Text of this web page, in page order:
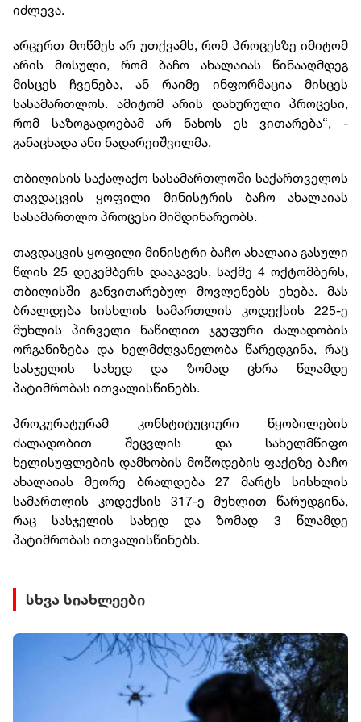
იძლევა.
არცერთ მოწმეს არ უთქვამს, რომ პროცესზე იმიტომ
არის მოსული, რომ ბაჩო ახალაიას წინააღმდეგ
მისცეს ჩვენება, ან რაიმე ინფორმაცია მისცეს
სასამართლოს. ამიტომ არის დახურული პროცესი,
რომ საზოგადოებამ არ ნახოს ეს ვითარება“, -
განაცხადა ანი ნადარეიშვილმა.
თბილისის საქალაქო სასამართლოში საქართველოს
თავდაცვის ყოფილი მინისტრის ბაჩო ახალაიას
სასამართლო პროცესი მიმდინარეობს.
თავდაცვის ყოფილი მინისტრი ბაჩო ახალაია გასული
წლის 25 დეკემბერს დააკავეს. საქმე 4 ოქტომბერს,
თბილისში განვითარებულ მოვლენებს ეხება. მას
ბრალდება სისხლის სამართლის კოდექსის 225-ე
მუხლის პირველი ნაწილით ჯგუფური ძალადობის
ორგანიზება და ხელმძღვანელობა წარედგინა, რაც
სასჯელის სახედ და ზომად ცხრა წლამდე
პატიმრობას ითვალისწინებს.
პროკურატურამ კონსტიტუციური წყობილების
ძალადობით შეცვლის და სახელმწიფო
ხელისუფლების დამხობის მოწოდების ფაქტზე ბაჩო
ახალაიას მეორე ბრალდება 27 მარტს სისხლის
სამართლის კოდექსის 317-ე მუხლით წარუდგინა,
რაც სასჯელის სახედ და ზომად 3 წლამდე
პატიმრობას ითვალისწინებს.
სხვა სიახლეები